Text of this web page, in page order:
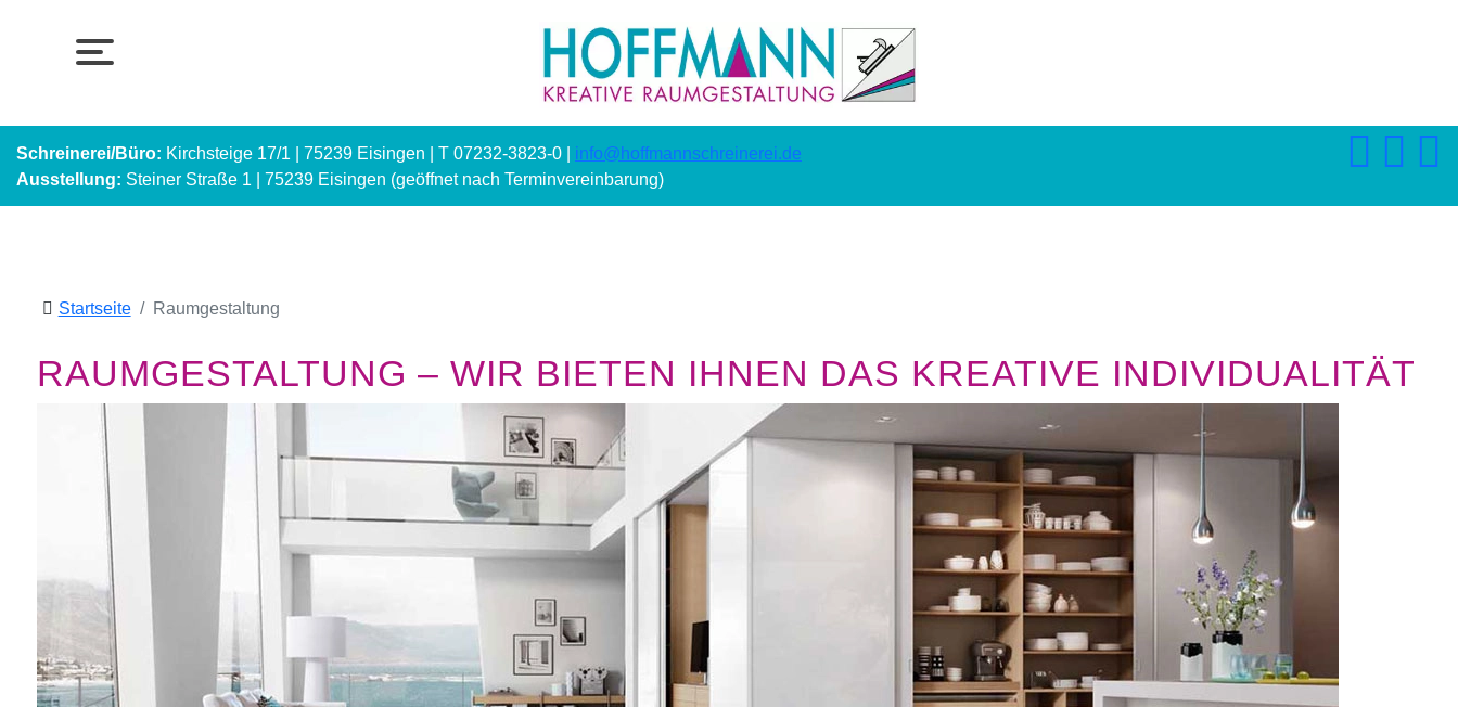
Schreinerei/Büro: Kirchsteige 17/1 | 75239 Eisingen | T 07232-3823-0 | info@hoffmannschreinerei.de
Ausstellung: Steiner Straße 1 | 75239 Eisingen (geöffnet nach Terminvereinbarung)
Startseite Raumgestaltung
RAUMGESTALTUNG – WIR BIETEN IHNEN DAS KREATIVE INDIVIDUALITÄT